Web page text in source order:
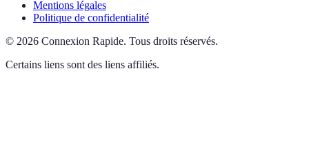
Mentions légales
Politique de confidentialité
© 2026 Connexion Rapide. Tous droits réservés.
Certains liens sont des liens affiliés.